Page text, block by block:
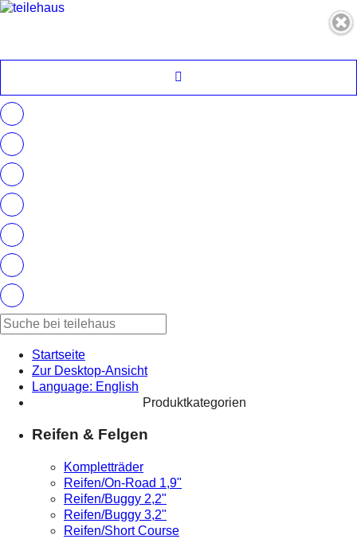
Startseite
Zur Desktop-Ansicht
Language: English
Produktkategorien
Reifen & Felgen
Kompletträder
Reifen/On-Road 1,9"
Reifen/Buggy 2,2"
Reifen/Buggy 3,2"
Reifen/Short Course